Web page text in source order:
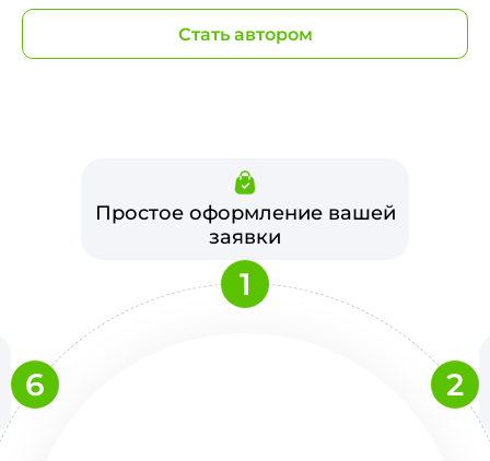
Стать автором
Простое оформление вашей
заявки
1
2
6